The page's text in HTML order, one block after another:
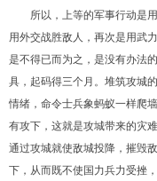
所以，上等的军事行动是
用外交战胜敌人，再次是用武
是不得已而为之，是没有办法
具，起码得三个月。堆筑攻城
情绪，命令士兵象蚂蚁一样爬
有攻下，这就是攻城带来的灾
通过攻城就使敌城投降，摧毁
下，从而既不使国力兵力受挫